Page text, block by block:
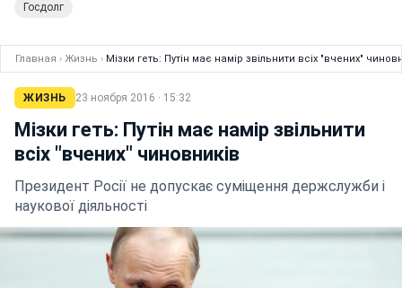
Госдолг
Главная › Жизнь › Мізки геть: Путін має намір звільнити всіх "вчених"
ЖИЗНЬ 23 ноября 2016 · 15:32
Мізки геть: Путін має намір звільнити
всіх "вчених" чиновників
Президент Росії не допускає суміщення держслужби і
наукової діяльності